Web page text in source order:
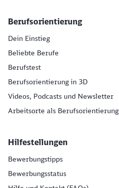
Berufsorientierung
Dein Einstieg
Beliebte Berufe
Berufstest
Berufsorientierung in 3D
Videos, Podcasts und Newsletter
Arbeitsorte als Berufsorientierung
Hilfestellungen
Bewerbungstipps
Bewerbungsstatus